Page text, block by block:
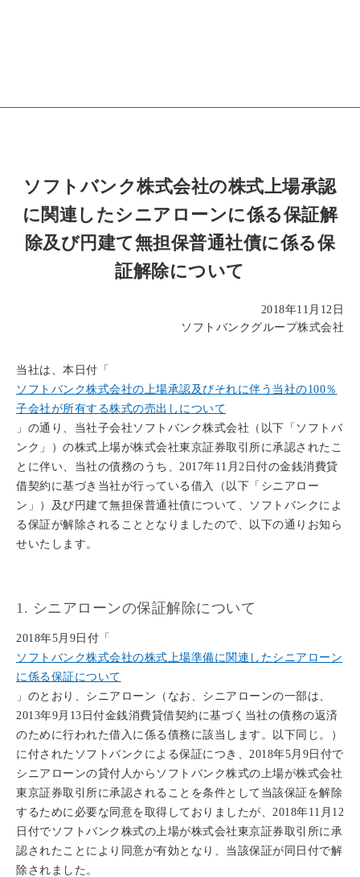
ソフトバンク株式会社の株式上場承認
に関連したシニアローンに係る保証解
除及び円建て無担保普通社債に係る保
証解除について
2018年11月12日
ソフトバンクグループ株式会社
当社は、本日付「
ソフトバンク株式会社の上場承認及びそれに伴う当社の100％
子会社が所有する株式の売出しについて
」の通り、当社子会社ソフトバンク株式会社（以下「ソフトバ
ンク」）の株式上場が株式会社東京証券取引所に承認されたこ
とに伴い、当社の債務のうち、2017年11月2日付の金銭消費貸
借契約に基づき当社が行っている借入（以下「シニアロー
ン」）及び円建て無担保普通社債について、ソフトバンクによ
る保証が解除されることとなりましたので、以下の通りお知ら
せいたします。
1. シニアローンの保証解除について
2018年5月9日付「
ソフトバンク株式会社の株式上場準備に関連したシニアローン
に係る保証について
」のとおり、シニアローン（なお、シニアローンの一部は、
2013年9月13日付金銭消費貸借契約に基づく当社の債務の返済
のために行われた借入に係る債務に該当します。以下同じ。）
に付されたソフトバンクによる保証につき、2018年5月9日付で
シニアローンの貸付人からソフトバンク株式の上場が株式会社
東京証券取引所に承認されることを条件として当該保証を解除
するために必要な同意を取得しておりましたが、2018年11月12
日付でソフトバンク株式の上場が株式会社東京証券取引所に承
認されたことにより同意が有効となり、当該保証が同日付で解
除されました。